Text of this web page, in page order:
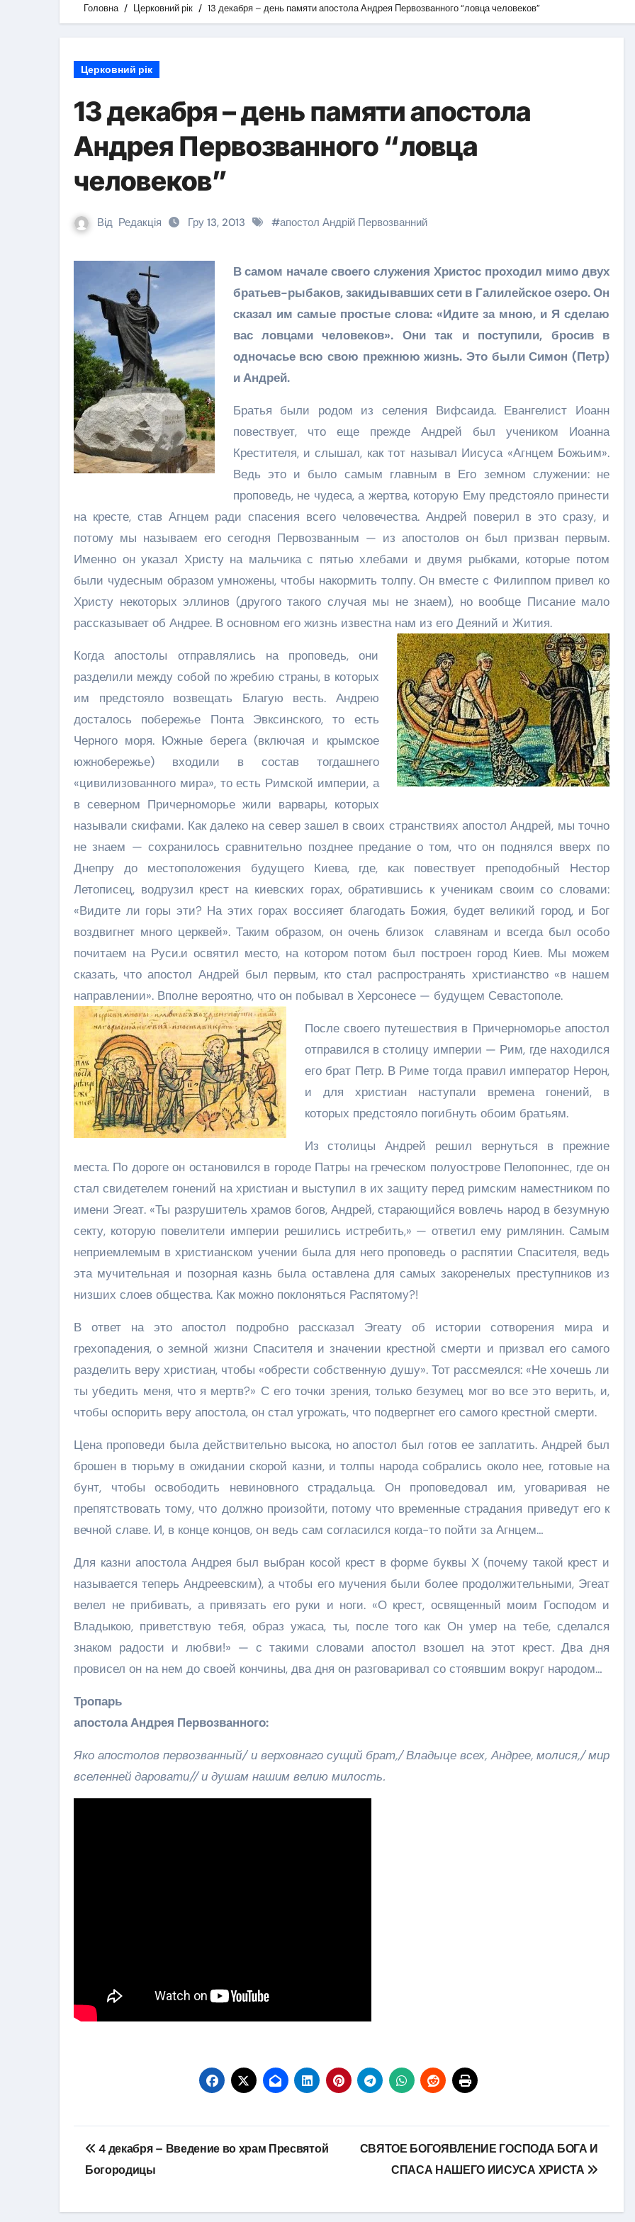
Головна Церковний рік 13 декабря – день памяти апостола Андрея Первозванного “ловца человеков”
Церковний рік
13 декабря – день памяти апостола
Андрея Первозванного “ловца
человеков”
Від Редакція Гру 13, 2013 #апостол Андрій Первозванний
В самом начале своего служения Христос проходил мимо двух
братьев-рыбаков, закидывавших сети в Галилейское озеро. Он
сказал им самые простые слова: «Идите за мною, и Я сделаю
вас ловцами человеков». Они так и поступили, бросив в
одночасье всю свою прежнюю жизнь. Это были Симон (Петр)
и Андрей.
Братья были родом из селения Вифсаида. Евангелист Иоанн
повествует, что еще прежде Андрей был учеником Иоанна
Крестителя, и слышал, как тот называл Иисуса «Агнцем Божьим».
Ведь это и было самым главным в Его земном служении: не
проповедь, не чудеса, а жертва, которую Ему предстояло принести
на кресте, став Агнцем ради спасения всего человечества. Андрей поверил в это сразу, и
потому мы называем его сегодня Первозванным — из апостолов он был призван первым.
Именно он указал Христу на мальчика с пятью хлебами и двумя рыбками, которые потом
были чудесным образом умножены, чтобы накормить толпу. Он вместе с Филиппом привел ко
Христу некоторых эллинов (другого такого случая мы не знаем), но вообще Писание мало
рассказывает об Андрее. В основном его жизнь известна нам из его Деяний и Жития.
Когда апостолы отправлялись на проповедь, они
разделили между собой по жребию страны, в которых
им предстояло возвещать Благую весть. Андрею
досталось побережье Понта Эвксинского, то есть
Черного моря. Южные берега (включая и крымское
южнобережье) входили в состав тогдашнего
«цивилизованного мира», то есть Римской империи, а
в северном Причерноморье жили варвары, которых
называли скифами. Как далеко на север зашел в своих странствиях апостол Андрей, мы точно
не знаем — сохранилось сравнительно позднее предание о том, что он поднялся вверх по
Днепру до местоположения будущего Киева, где, как повествует преподобный Нестор
Летописец, водрузил крест на киевских горах, обратившись к ученикам своим со словами:
«Видите ли горы эти? На этих горах воссияет благодать Божия, будет великий город, и Бог
воздвигнет много церквей». Таким образом, он очень близок славянам и всегда был особо
почитаем на Руси.и освятил место, на котором потом был построен город Киев. Мы можем
сказать, что апостол Андрей был первым, кто стал распространять христианство «в нашем
направлении». Вполне вероятно, что он побывал в Херсонесе — будущем Севастополе.
После своего путешествия в Причерноморье апостол
отправился в столицу империи — Рим, где находился
его брат Петр. В Риме тогда правил император Нерон,
и для христиан наступали времена гонений, в
которых предстояло погибнуть обоим братьям.
Из столицы Андрей решил вернуться в прежние
места. По дороге он остановился в городе Патры на греческом полуострове Пелопоннес, где он
стал свидетелем гонений на христиан и выступил в их защиту перед римским наместником по
имени Эгеат. «Ты разрушитель храмов богов, Андрей, старающийся вовлечь народ в безумную
секту, которую повелители империи решились истребить,» — ответил ему римлянин. Самым
неприемлемым в христианском учении была для него проповедь о распятии Спасителя, ведь
эта мучительная и позорная казнь была оставлена для самых закоренелых преступников из
низших слоев общества. Как можно поклоняться Распятому?!
В ответ на это апостол подробно рассказал Эгеату об истории сотворения мира и
грехопадения, о земной жизни Спасителя и значении крестной смерти и призвал его самого
разделить веру христиан, чтобы «обрести собственную душу». Тот рассмеялся: «Не хочешь ли
ты убедить меня, что я мертв?» С его точки зрения, только безумец мог во все это верить, и,
чтобы оспорить веру апостола, он стал угрожать, что подвергнет его самого крестной смерти.
Цена проповеди была действительно высока, но апостол был готов ее заплатить. Андрей был
брошен в тюрьму в ожидании скорой казни, и толпы народа собрались около нее, готовые на
бунт, чтобы освободить невиновного страдальца. Он проповедовал им, уговаривая не
препятствовать тому, что должно произойти, потому что временные страдания приведут его к
вечной славе. И, в конце концов, он ведь сам согласился когда-то пойти за Агнцем…
Для казни апостола Андрея был выбран косой крест в форме буквы Х (почему такой крест и
называется теперь Андреевским), а чтобы его мучения были более продолжительными, Эгеат
велел не прибивать, а привязать его руки и ноги. «О крест, освященный моим Господом и
Владыкою, приветствую тебя, образ ужаса, ты, после того как Он умер на тебе, сделался
знаком радости и любви!» — с такими словами апостол взошел на этот крест. Два дня
провисел он на нем до своей кончины, два дня он разговаривал со стоявшим вокруг народом…
Тропарь
апостола Андрея Первозванного:
Яко апостолов первозванный/ и верховнаго сущий брат,/ Владыце всех, Андрее, молися,/ мир
вселенней даровати// и душам нашим велию милость.
Навігація
записів
4 декабря – Введение во храм Пресвятой
Богородицы
СВЯТОЕ БОГОЯВЛЕНИЕ ГОСПОДА БОГА И
СПАСА НАШЕГО ИИСУСА ХРИСТА